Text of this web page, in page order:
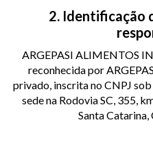
2. Identificação
ARGEPASI ALIMENTOS
reconhecida por
privado, inscrita no CNPJ
sede na Rodovia SC, 355,
Santa